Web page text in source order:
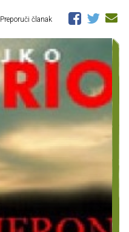
Preporuči članak